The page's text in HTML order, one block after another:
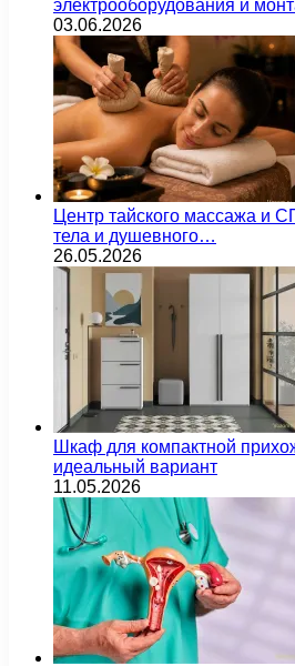
электрооборудования и
03.06.2026
Центр тайского массажа и
тела и душевного…
26.05.2026
Шкаф для компактной
идеальный вариант
11.05.2026